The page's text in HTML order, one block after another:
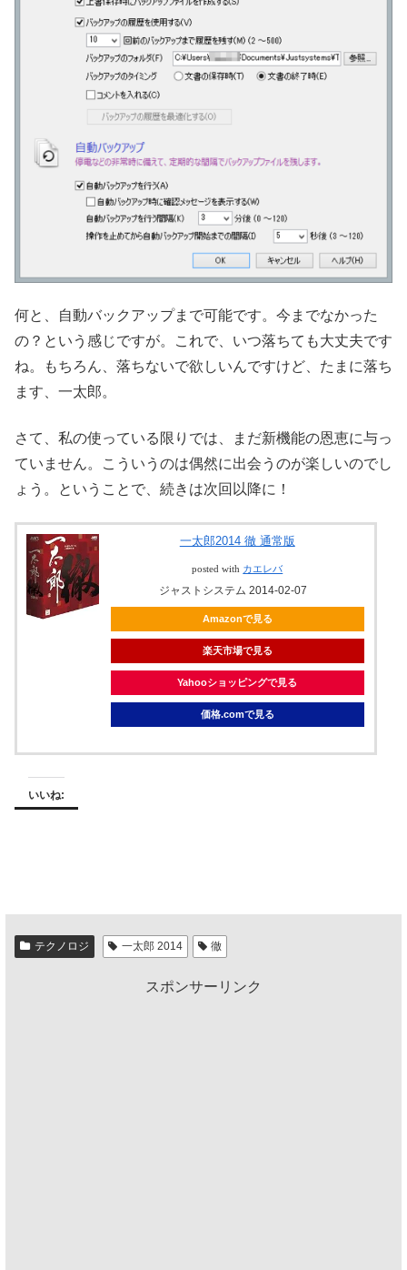
何と、自動バックアップまで可能です。今までなかった
の？という感じですが。これで、いつ落ちても大丈夫です
ね。もちろん、落ちないで欲しいんですけど、たまに落ち
ます、一太郎。
さて、私の使っている限りでは、まだ新機能の恩恵に与っ
ていません。こういうのは偶然に出会うのが楽しいのでし
ょう。ということで、続きは次回以降に！
一太郎2014 徹 通常版
posted with カエレバ
ジャストシステム 2014-02-07
Amazonで見る
楽天市場で見る
Yahooショッピングで見る
価格.comで見る
いいね:
テクノロジ 一太郎 2014 徹
スポンサーリンク